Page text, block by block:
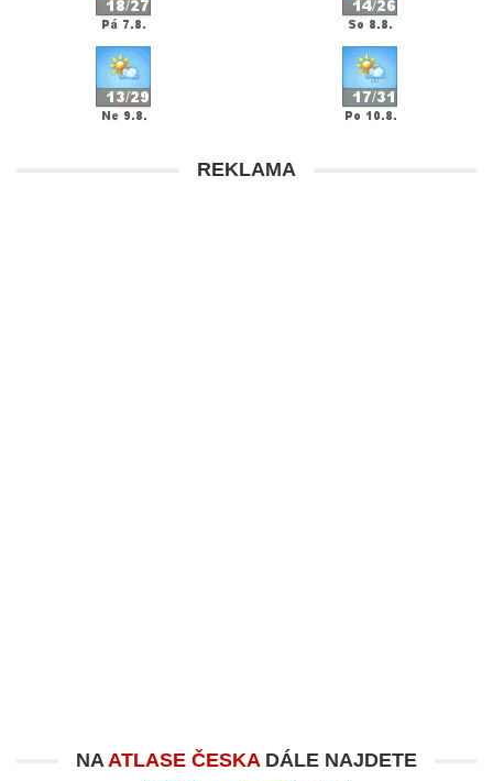
REKLAMA
NAATLASE ČESKADÁLE NAJDETE